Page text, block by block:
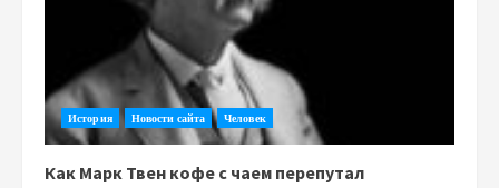
История Новости сайта Человек
Как Марк Твен кофе с чаем перепутал